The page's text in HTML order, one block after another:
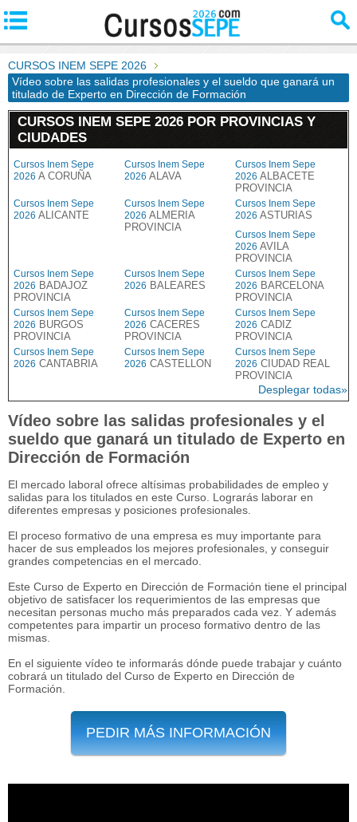
CURSOS INEM SEPE 2026
Vídeo sobre las salidas profesionales y el sueldo que ganará un
titulado de Experto en Dirección de Formación
CURSOS INEM SEPE 2026 POR PROVINCIAS Y
CIUDADES
Cursos Inem Sepe
2026 A CORUÑA
Cursos Inem Sepe
2026 ALAVA
Cursos Inem Sepe
2026 ALBACETE
PROVINCIA
Cursos Inem Sepe
2026 ALICANTE
Cursos Inem Sepe
2026 ALMERIA
PROVINCIA
Cursos Inem Sepe
2026 ASTURIAS
Cursos Inem Sepe
2026 AVILA
PROVINCIA
Cursos Inem Sepe
2026 BADAJOZ
PROVINCIA
Cursos Inem Sepe
2026 BALEARES
Cursos Inem Sepe
2026 BARCELONA
PROVINCIA
Cursos Inem Sepe
2026 BURGOS
PROVINCIA
Cursos Inem Sepe
2026 CACERES
PROVINCIA
Cursos Inem Sepe
2026 CADIZ
PROVINCIA
Cursos Inem Sepe
2026 CANTABRIA
Cursos Inem Sepe
2026 CASTELLON
Cursos Inem Sepe
2026 CIUDAD REAL
PROVINCIA
Desplegar todas»
Vídeo sobre las salidas profesionales y el
sueldo que ganará un titulado de Experto en
Dirección de Formación
El mercado laboral ofrece altísimas probabilidades de empleo y
salidas para los titulados en este Curso. Lograrás laborar en
diferentes empresas y posiciones profesionales.
El proceso formativo de una empresa es muy importante para
hacer de sus empleados los mejores profesionales, y conseguir
grandes competencias en el mercado.
Este Curso de Experto en Dirección de Formación tiene el principal
objetivo de satisfacer los requerimientos de las empresas que
necesitan personas mucho más preparados cada vez. Y además
competentes para impartir un proceso formativo dentro de las
mismas.
En el siguiente vídeo te informarás dónde puede trabajar y cuánto
cobrará un titulado del Curso de Experto en Dirección de
Formación.
PEDIR MÁS INFORMACIÓN